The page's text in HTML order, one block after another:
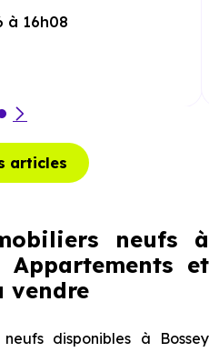
à 16h08
articles
neufs à
Appartements et
vendre
disponibles à Bossey